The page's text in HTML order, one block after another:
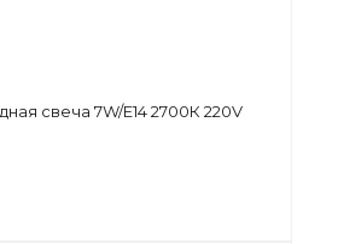
свеча 7W/Е14 2700К 220V